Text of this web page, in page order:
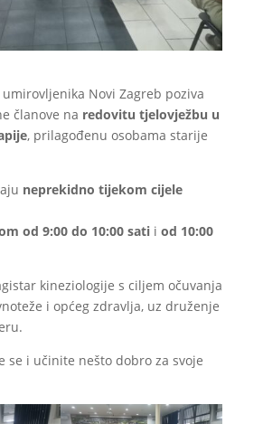
Novi Zagreb poziva
članove na redovitu tjelovježbu u
, prilagođenu osobama starije
neprekidno tijekom cijele
od 9:00 do 10:00 satii od 10:00
kineziologije s ciljem očuvanja
i općeg zdravlja, uz druženje
se i učinite nešto dobro za svoje